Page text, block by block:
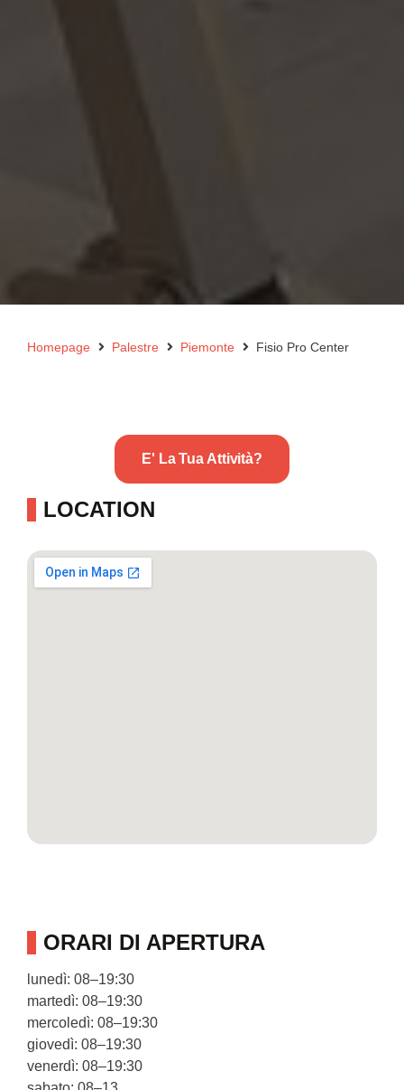
Homepage Palestre Piemonte Fisio Pro Center
E' La Tua Attività?
LOCATION
ORARI DI APERTURA
lunedì: 08–19:30
martedì: 08–19:30
mercoledì: 08–19:30
giovedì: 08–19:30
venerdì: 08–19:30